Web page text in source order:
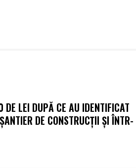
LEI DUPĂ CE AU IDENTIFICAT
DE CONSTRUCȚII ȘI ÎNTR-